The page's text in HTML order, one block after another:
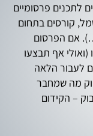
לתכנים פרסומיים
קורסים בתחום
אם הפרסום
(ואולי אף תבצעו
לעבור הלאה
מה שמחבר
– הקידום